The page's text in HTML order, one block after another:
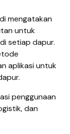
mengatakan
untuk
setiap dapur.
aplikasi untuk
penggunaan
dan